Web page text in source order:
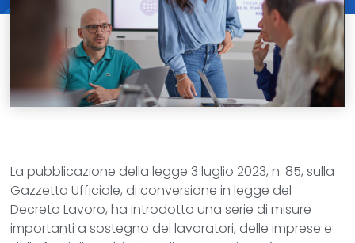
La pubblicazione della legge 3 luglio 2023, n. 85, sulla
Gazzetta Ufficiale, di conversione in legge del
Decreto Lavoro, ha introdotto una serie di misure
importanti a sostegno dei lavoratori, delle imprese e